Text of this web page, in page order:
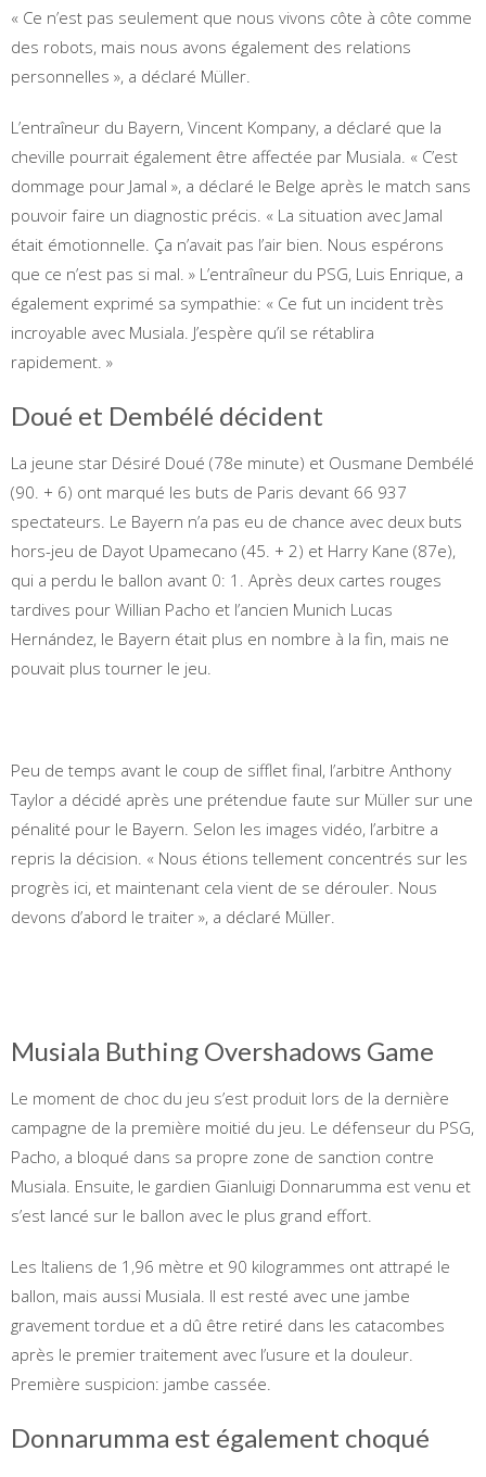
« Ce n’est pas seulement que nous vivons côte à côte comme
des robots, mais nous avons également des relations
personnelles », a déclaré Müller.
L’entraîneur du Bayern, Vincent Kompany, a déclaré que la
cheville pourrait également être affectée par Musiala. « C’est
dommage pour Jamal », a déclaré le Belge après le match sans
pouvoir faire un diagnostic précis. « La situation avec Jamal
était émotionnelle. Ça n’avait pas l’air bien. Nous espérons
que ce n’est pas si mal. » L’entraîneur du PSG, Luis Enrique, a
également exprimé sa sympathie: « Ce fut un incident très
incroyable avec Musiala. J’espère qu’il se rétablira
rapidement. »
Doué et Dembélé décident
La jeune star Désiré Doué (78e minute) et Ousmane Dembélé
(90. + 6) ont marqué les buts de Paris devant 66 937
spectateurs. Le Bayern n’a pas eu de chance avec deux buts
hors-jeu de Dayot Upamecano (45. + 2) et Harry Kane (87e),
qui a perdu le ballon avant 0: 1. Après deux cartes rouges
tardives pour Willian Pacho et l’ancien Munich Lucas
Hernández, le Bayern était plus en nombre à la fin, mais ne
pouvait plus tourner le jeu.
Peu de temps avant le coup de sifflet final, l’arbitre Anthony
Taylor a décidé après une prétendue faute sur Müller sur une
pénalité pour le Bayern. Selon les images vidéo, l’arbitre a
repris la décision. « Nous étions tellement concentrés sur les
progrès ici, et maintenant cela vient de se dérouler. Nous
devons d’abord le traiter », a déclaré Müller.
Musiala Buthing Overshadows Game
Le moment de choc du jeu s’est produit lors de la dernière
campagne de la première moitié du jeu. Le défenseur du PSG,
Pacho, a bloqué dans sa propre zone de sanction contre
Musiala. Ensuite, le gardien Gianluigi Donnarumma est venu et
s’est lancé sur le ballon avec le plus grand effort.
Les Italiens de 1,96 mètre et 90 kilogrammes ont attrapé le
ballon, mais aussi Musiala. Il est resté avec une jambe
gravement tordue et a dû être retiré dans les catacombes
après le premier traitement avec l’usure et la douleur.
Première suspicion: jambe cassée.
Donnarumma est également choqué